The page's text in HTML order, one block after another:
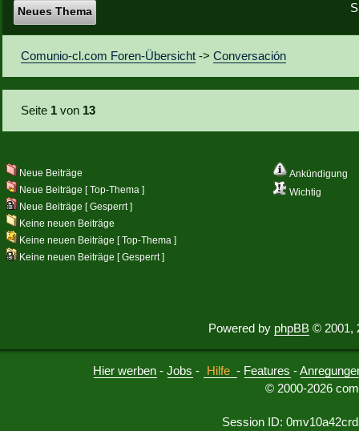
Neues Thema
Comunio-cl.com Foren-Übersicht ->Conversación
Seite 1 von 13
Ankündigung
Wichtig
Neue Beiträge
Neue Beiträge [ Top-Thema ]
Neue Beiträge [ Gesperrt ]
Keine neuen Beiträge
Keine neuen Beiträge [ Top-Thema ]
Keine neuen Beiträge [ Gesperrt ]
Powered by phpBB © 2001,
Hier werben -Jobs - Hilfe - Features -
© 2000-2026
Session ID: